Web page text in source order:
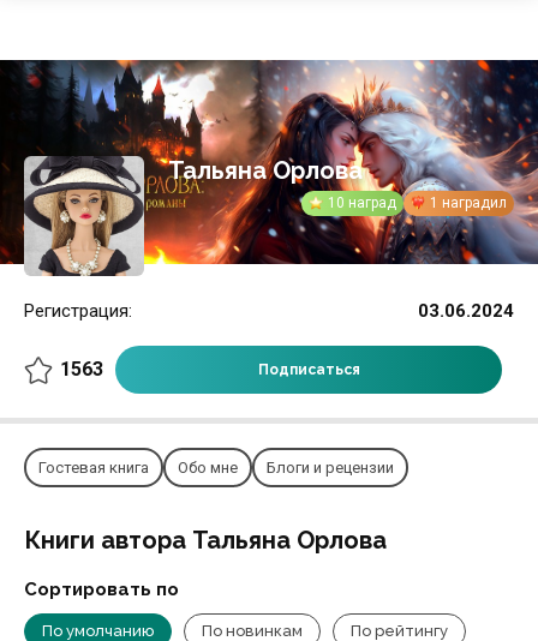
Тальяна Орлова
10 наград 1 наградил
03.06.2024
Регистрация:
1563 Подписаться
Гостевая книга Обо мне Блоги и рецензии
Книги автора Тальяна Орлова
Сортировать по
По умолчанию По новинкам По рейтингу